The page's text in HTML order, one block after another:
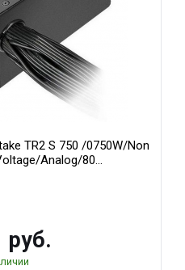
TR2 S 750 /0750W/Non
Analog/80
Cables
руб.